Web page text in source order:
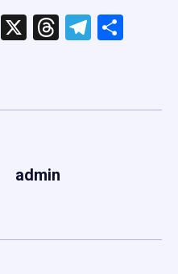
WhatsApp
X Threads
admin